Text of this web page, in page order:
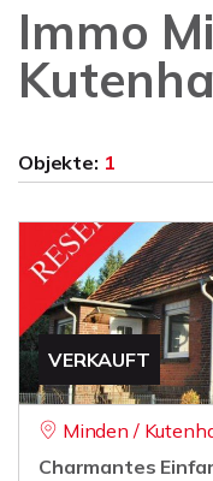
Immo
Objekte: 1
VERKAUFT
Minden /
Charmantes